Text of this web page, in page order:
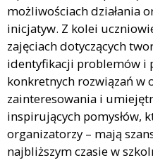
możliwościach działania
inicjatyw. Z kolei
zajęciach dotyczących
identyfikacji problemów i
konkretnych rozwiązań w
zainteresowania i
inspirujących pomysłów,
organizatorzy – mają
najbliższym czasie w